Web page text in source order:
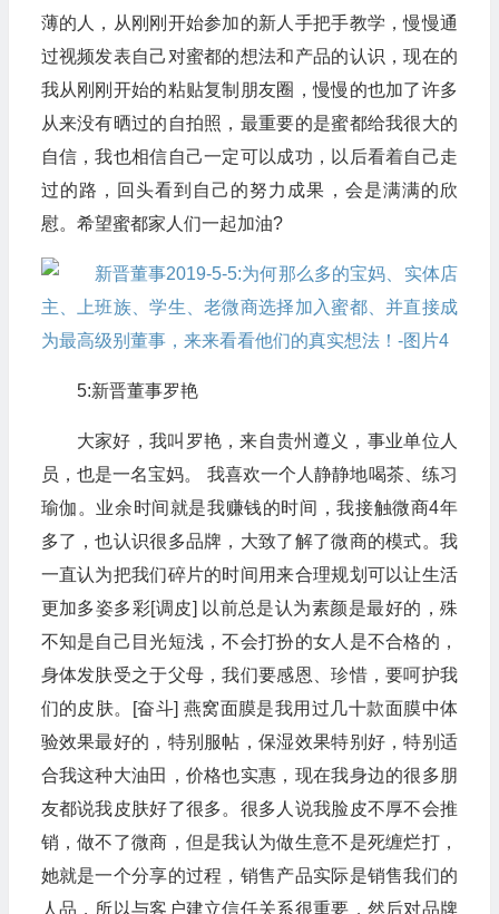
薄的人，从刚刚开始参加的新人手把手教学，慢慢通
过视频发表自己对蜜都的想法和产品的认识，现在的
我从刚刚开始的粘贴复制朋友圈，慢慢的也加了许多
从来没有晒过的自拍照，最重要的是蜜都给我很大的
自信，我也相信自己一定可以成功，以后看着自己走
过的路，回头看到自己的努力成果，会是满满的欣
慰。希望蜜都家人们一起加油?
5:新晋董事罗艳
大家好，我叫罗艳，来自贵州遵义，事业单位人
员，也是一名宝妈。 我喜欢一个人静静地喝茶、练习
瑜伽。业余时间就是我赚钱的时间，我接触微商4年
多了，也认识很多品牌，大致了解了微商的模式。我
一直认为把我们碎片的时间用来合理规划可以让生活
更加多姿多彩[调皮] 以前总是认为素颜是最好的，殊
不知是自己目光短浅，不会打扮的女人是不合格的，
身体发肤受之于父母，我们要感恩、珍惜，要呵护我
们的皮肤。[奋斗] 燕窝面膜是我用过几十款面膜中体
验效果最好的，特别服帖，保湿效果特别好，特别适
合我这种大油田，价格也实惠，现在我身边的很多朋
友都说我皮肤好了很多。很多人说我脸皮不厚不会推
销，做不了微商，但是我认为做生意不是死缠烂打，
她就是一个分享的过程，销售产品实际是销售我们的
人品，所以与客户建立信任关系很重要，然后对品牌